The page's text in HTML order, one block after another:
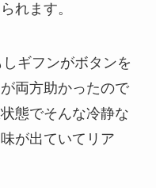
れます。
ギフンがボタンを
両方助かったので
態でそんな冷静な
が出ていてリア